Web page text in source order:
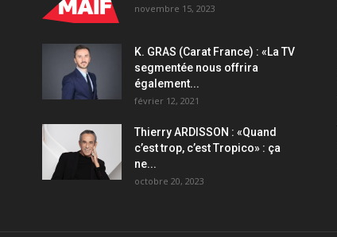
novembre 15, 2023
K. GRAS (Carat France) : «La TV
segmentée nous offrira
également...
février 12, 2021
Thierry ARDISSON : «Quand
c’est trop, c’est Tropico» : ça
ne...
octobre 20, 2023